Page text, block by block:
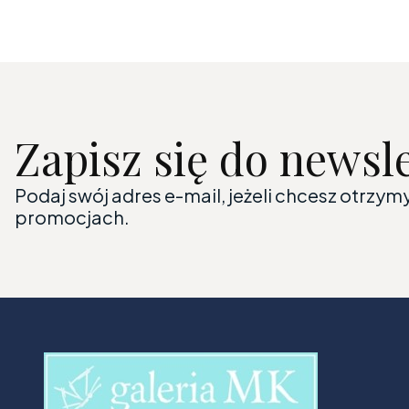
Zapisz się do
Podaj swój adres e-mail, jeżeli chcesz
promocjach.